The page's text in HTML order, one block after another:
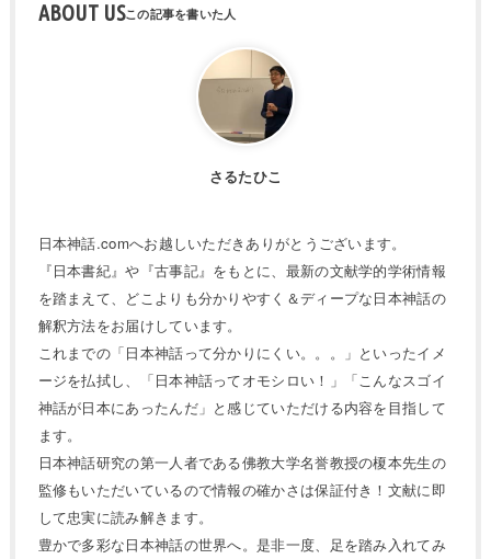
ABOUT US
さるたひこ
日本神話.comへお越しいただきありがとうございます。
『日本書紀』や『古事記』をもとに、最新の文献学的学術情報
を踏まえて、どこよりも分かりやすく＆ディープな日本神話の
解釈方法をお届けしています。
これまでの「日本神話って分かりにくい。。。」といったイメ
ージを払拭し、「日本神話ってオモシロい！」「こんなスゴイ
神話が日本にあったんだ」と感じていただける内容を目指して
ます。
日本神話研究の第一人者である佛教大学名誉教授の榎本先生の
監修もいただいているので情報の確かさは保証付き！文献に即
して忠実に読み解きます。
豊かで多彩な日本神話の世界へ。是非一度、足を踏み入れてみ